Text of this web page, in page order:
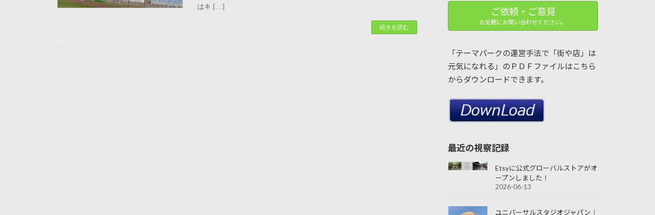
はキ […]
続きを読む
ご依頼・ご意見
お気軽にお問い合わせください。
「テーマパークの運営手法で「街や店」は
元気になれる」のＰＤＦファイルはこちら
からダウンロードできます。
最近の視察記録
Etsyに公式グローバルストアがオ
ープンしました！
2026-06-13
ユニバーサルスタジオジャパン｜